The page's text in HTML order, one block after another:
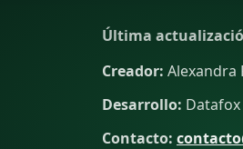
Última
Creador: Alexandra
Desarrollo: Datafox
Contacto: